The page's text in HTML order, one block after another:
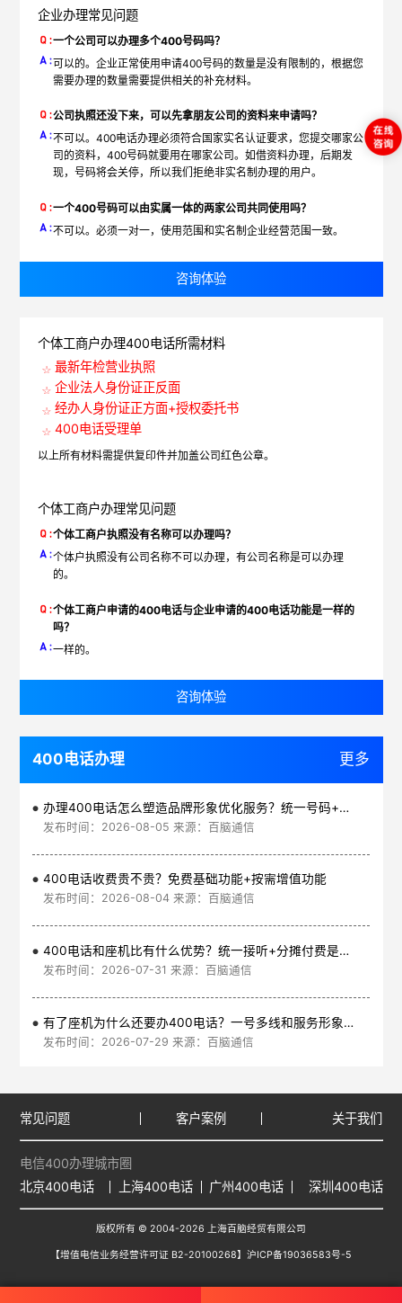
企业办理常见问题
一个公司可以办理多个400号码吗？
可以的。企业正常使用申请400号码的数量是没有限制的，根据您
需要办理的数量需要提供相关的补充材料。
公司执照还没下来，可以先拿朋友公司的资料来申请吗？
不可以。400电话办理必须符合国家实名认证要求，您提交哪家公
司的资料，400号码就要用在哪家公司。如借资料办理，后期发
现，号码将会关停，所以我们拒绝非实名制办理的用户。
一个400号码可以由实属一体的两家公司共同使用吗？
不可以。必须一对一，使用范围和实名制企业经营范围一致。
咨询体验
个体工商户办理400电话所需材料
最新年检营业执照
企业法人身份证正反面
经办人身份证正方面+授权委托书
400电话受理单
以上所有材料需提供复印件并加盖公司红色公章。
个体工商户办理常见问题
个体工商户执照没有名称可以办理吗？
个体户执照没有公司名称不可以办理，有公司名称是可以办理
的。
个体工商户申请的400电话与企业申请的400电话功能是一样的
吗？
一样的。
咨询体验
400电话办理 更多
办理400电话怎么塑造品牌形象优化服务？统一号码+智能管理平台
发布时间：2026-08-05 来源：百脑通信
400电话收费贵不贵？免费基础功能+按需增值功能
发布时间：2026-08-04 来源：百脑通信
400电话和座机比有什么优势？统一接听+分摊付费是核心
发布时间：2026-07-31 来源：百脑通信
有了座机为什么还要办400电话？一号多线和服务形象是核心
发布时间：2026-07-29 来源：百脑通信
常见问题 客户案例 关于我们
电信400办理城市圈
北京400电话
上海400电话 广州400电话 深圳400电话
版权所有 © 2004-2026 上海百脑经贸有限公司
【增值电信业务经营许可证 B2-20100268】 沪ICP备19036583号-5